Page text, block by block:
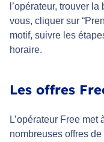
l’opérateur, trouver
vous, cliquer sur
motif, suivre les
horaire.
Les offres
L’opérateur Free
nombreuses offres